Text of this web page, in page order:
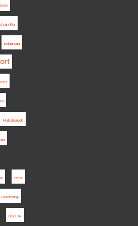
Kör
polgárság
Habsburgok
terror
ma7.sk